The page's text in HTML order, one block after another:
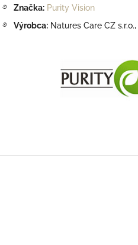
࿔ Značka: Purity Vision
࿔ Výrobca: Natures Care CZ s.r.o.,